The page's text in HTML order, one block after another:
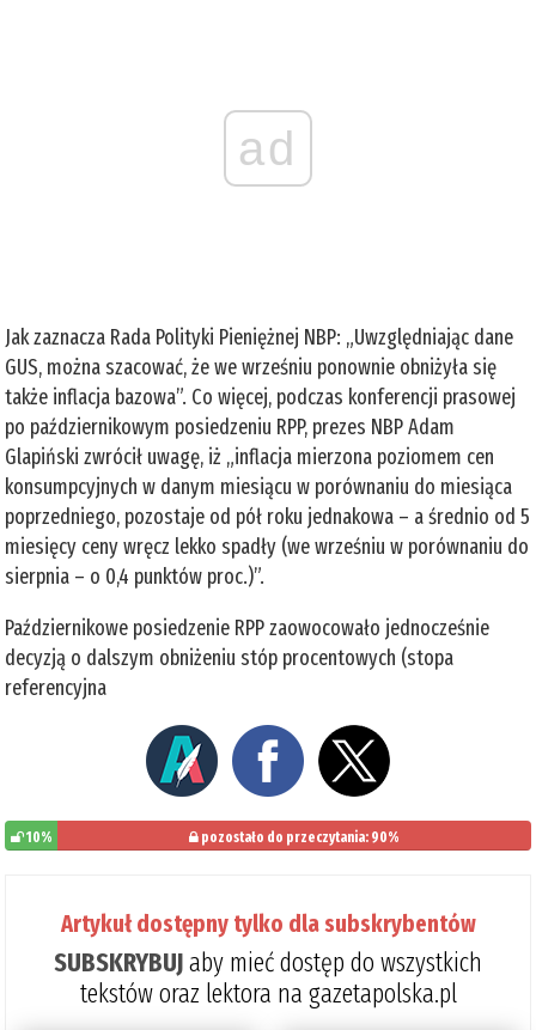
ad
Jak zaznacza Rada Polityki Pieniężnej NBP: „Uwzględniając dane
GUS, można szacować, że we wrześniu ponownie obniżyła się
także inflacja bazowa”. Co więcej, podczas konferencji prasowej
po październikowym posiedzeniu RPP, prezes NBP Adam
Glapiński zwrócił uwagę, iż „inflacja mierzona poziomem cen
konsumpcyjnych w danym miesiącu w porównaniu do miesiąca
poprzedniego, pozostaje od pół roku jednakowa – a średnio od 5
miesięcy ceny wręcz lekko spadły (we wrześniu w porównaniu do
sierpnia – o 0,4 punktów proc.)”.
Październikowe posiedzenie RPP zaowocowało jednocześnie
decyzją o dalszym obniżeniu stóp procentowych (stopa
referencyjna
10% pozostało do przeczytania: 90%
Artykuł dostępny tylko dla subskrybentów
SUBSKRYBUJaby mieć dostęp do wszystkich
tekstów oraz lektora na gazetapolska.pl